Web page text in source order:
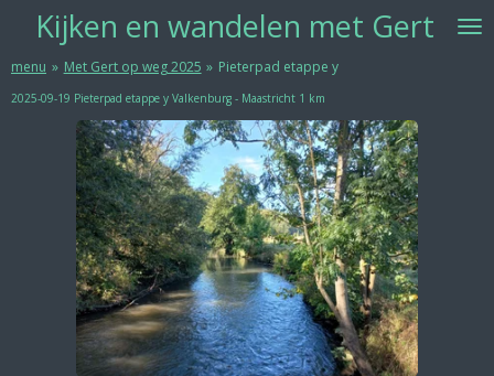
direct
hoofdinhoud
Kijken en wandelen met Gert
menu » Met Gert op weg 2025 » Pieterpad etappe y
2025-09-19 Pieterpad etappe y Valkenburg - Maastricht 1 km